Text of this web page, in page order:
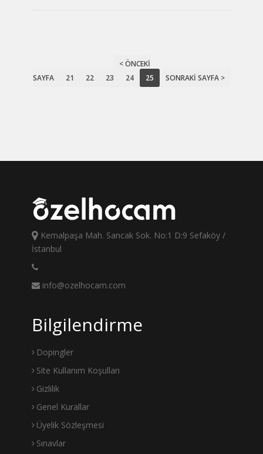
< ÖNCEKI
SAYFA
21 22 23 24 25 SONRAKI SAYFA >
Kemalpaşa Mah. Sancak Sok. No:1 D:9 Sefaköy /
İstanbul
info@ozelhocam.com
Bilgilendirme
Dopingler
Site Kullanım Koşulları
Gizlilik
Genel Kurallar
Üyelik Sözleşmesi
Sınavlar